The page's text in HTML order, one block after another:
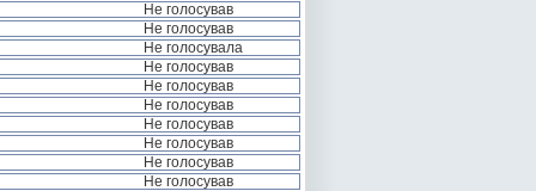
Не голосував
Не голосував
Не голосувала
Не голосував
Не голосував
Не голосував
Не голосував
Не голосував
Не голосував
Не голосував